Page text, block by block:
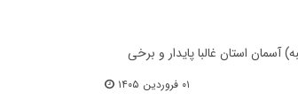
آسمان استان غالبا پایدار و برخی
۰۱ فروردین ۱۴۰۵